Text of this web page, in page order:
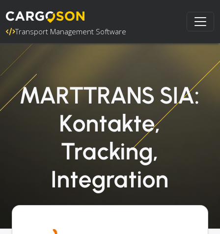
Transport Management Software
MARTTRANS SIA:
Kontakte,
Tracking,
Integration